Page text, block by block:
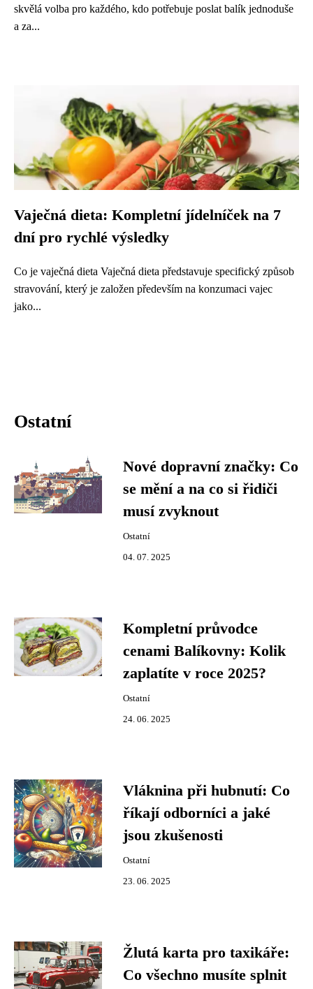
skvělá volba pro každého, kdo potřebuje poslat balík jednoduše
a za...
Vaječná dieta: Kompletní jídelníček na 7
dní pro rychlé výsledky
Co je vaječná dieta Vaječná dieta představuje specifický způsob
stravování, který je založen především na konzumaci vajec
jako...
Ostatní
Nové dopravní značky: Co
se mění a na co si řidiči
musí zvyknout
Ostatní
04. 07. 2025
Kompletní průvodce
cenami Balíkovny: Kolik
zaplatíte v roce 2025?
Ostatní
24. 06. 2025
Vláknina při hubnutí: Co
říkají odborníci a jaké
jsou zkušenosti
Ostatní
23. 06. 2025
Žlutá karta pro taxikáře:
Co všechno musíte splnit